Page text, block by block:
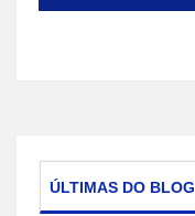
ÚLTIMAS DO BLOG